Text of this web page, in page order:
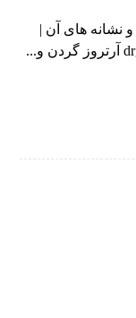
و نشانه های آن |
فیزیوتراپی دراصفهان | دکتر قولنج،drgholenj آرتروز گردن و...